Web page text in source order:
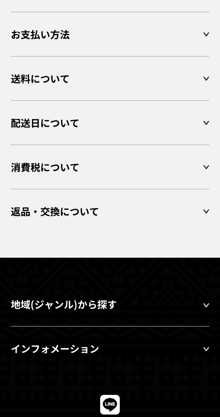
お支払い方法
送料について
配送日について
消費税について
返品・交換について
地域(ジャンル)から探す
インフォメーション